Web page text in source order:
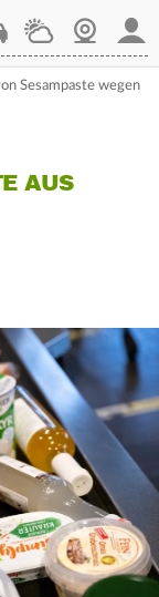
WetterWebcam
Sesampaste wegen
AUS